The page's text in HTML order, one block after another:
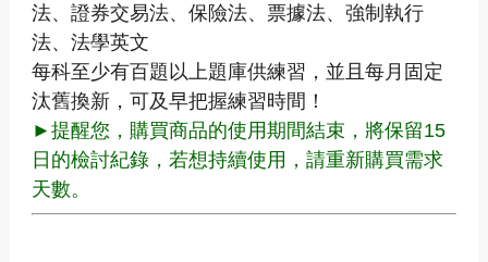
法、證券交易法、保險法、票據法、強制執行
法、法學英文
每科至少有百題以上題庫供練習，並且每月固定
汰舊換新，可及早把握練習時間！
►提醒您，購買商品的使用期間結束，將保留15
日的檢討紀錄，若想持續使用，請重新購買需求
天數。